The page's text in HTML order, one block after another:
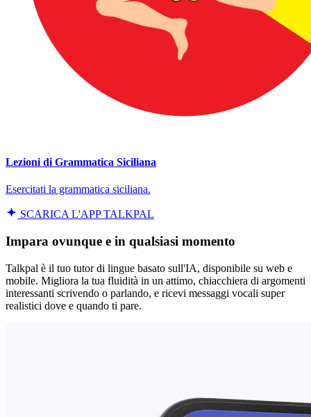
Lezioni di Grammatica Siciliana
Esercitati la grammatica siciliana.
SCARICA L'APP TALKPAL
Impara ovunque e in qualsiasi momento
Talkpal è il tuo tutor di lingue basato sull'IA, disponibile su web e
mobile. Migliora la tua fluidità in un attimo, chiacchiera di argomenti
interessanti scrivendo o parlando, e ricevi messaggi vocali super
realistici dove e quando ti pare.